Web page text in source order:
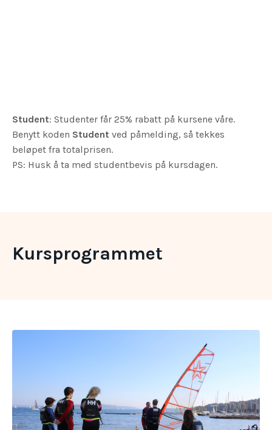
Student: Studenter får 25% rabatt på kursene våre.
Benytt koden Student ved påmelding, så tekkes
beløpet fra totalprisen.
PS: Husk å ta med studentbevis på kursdagen.
Kursprogrammet